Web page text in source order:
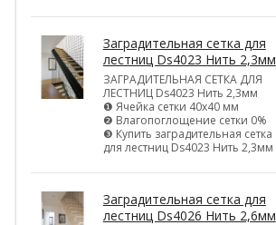
Заградительная сетка для
лестниц Ds4023 Нить 2,3мм
ЗАГРАДИТЕЛЬНАЯ СЕТКА ДЛЯ
ЛЕСТНИЦ Ds4023 Нить 2,3мм
❶ Ячейка сетки 40х40 мм
❷ Влагопоглощение сетки 0%
❸ Купить заградительная сетка
для лестниц Ds4023 Нить 2,3мм
Заградительная сетка для
лестниц Ds4026 Нить 2,6мм